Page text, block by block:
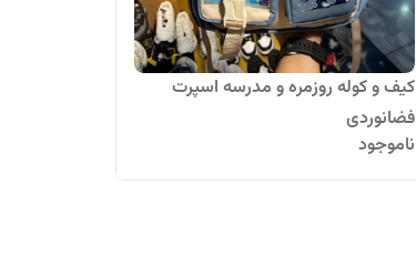
کیف و کوله روزمره و مدرسه اسپرت
فضانوردی
ناموجود